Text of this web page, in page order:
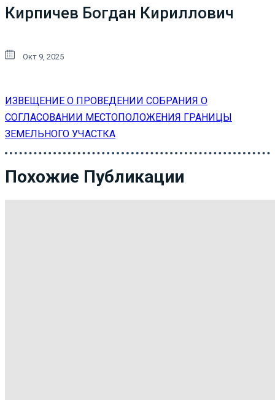
Кирпичев Богдан Кириллович
Окт 9, 2025
ИЗВЕЩЕНИЕ О ПРОВЕДЕНИИ СОБРАНИЯ О
СОГЛАСОВАНИИ МЕСТОПОЛОЖЕНИЯ ГРАНИЦЫ
ЗЕМЕЛЬНОГО УЧАСТКА
Похожие Публикации